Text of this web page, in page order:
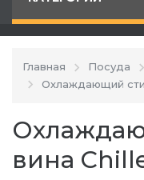
Главная Посуда
Охлаждающий
вина